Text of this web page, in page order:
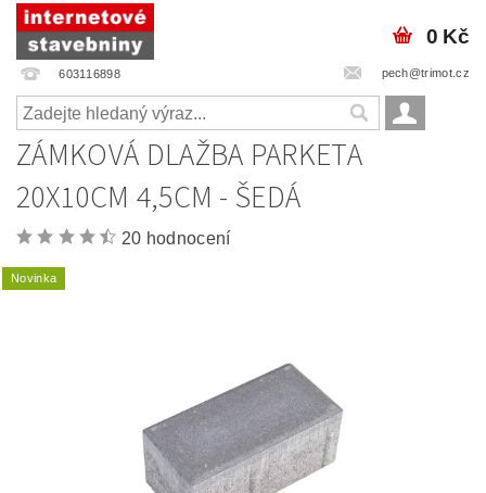
603116898 pech@trimot.cz
0 Kč
ZÁMKOVÁ DLAŽBA PARKETA
20X10CM 4,5CM - ŠEDÁ
20 hodnocení
Novinka